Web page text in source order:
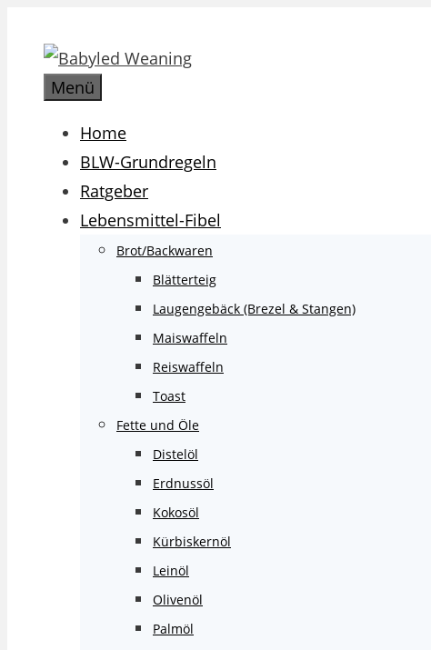
Inhalt
springenMenü
Home
BLW-Grundregeln
Ratgeber
Lebensmittel-Fibel
Brot/Backwaren
Blätterteig
Laugengebäck (Brezel & Stangen)
Maiswaffeln
Reiswaffeln
Toast
Fette und Öle
Distelöl
Erdnussöl
Kokosöl
Kürbiskernöl
Leinöl
Olivenöl
Palmöl